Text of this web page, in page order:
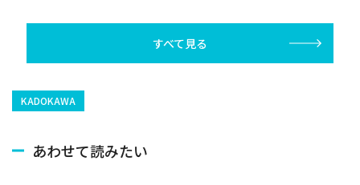
すべて見る
KADOKAWA
あわせて読みたい